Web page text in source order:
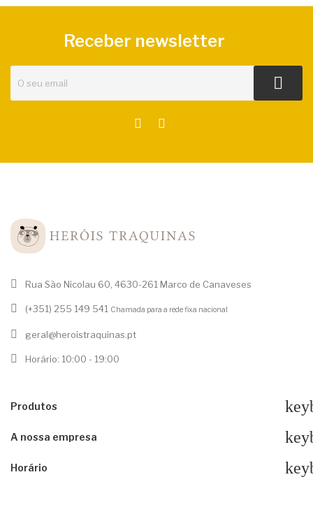
Receber newsletter
Rua São Nicolau 60, 4630-261 Marco de Canaveses
(+351) 255 149 541 Chamada para a rede fixa nacional
geral@heroistraquinas.pt
Horário: 10:00 - 19:00
Produtos
A nossa empresa
Horário